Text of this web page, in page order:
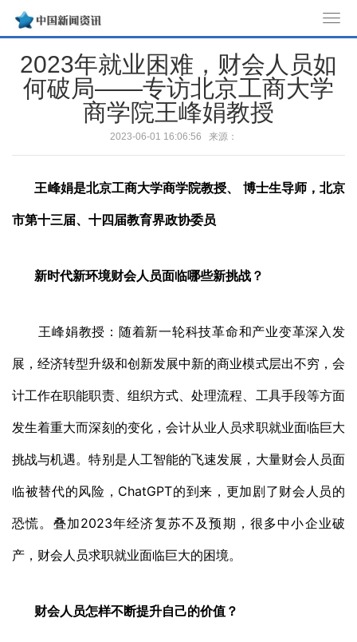
o
v
2023年就业困难，财会人员如
何破局——专访北京工商大学
商学院王峰娟教授
2023-06-01 16:06:56 来源：
王峰娟是北京工商大学商学院教授、 博士生导师， 北京
市第十三届、 十四届教育界政协委员
新时代新环境财会人员面临哪些新挑战 ？
王峰娟教授：随着新一轮科技革命和产业变革深入发
展，经济转型升级和创新发展中新的商业模式层出不穷，会
计工作在职能职责、组织方式、处理流程、工具手段等方面
发生着重大而深刻的变化，会计从业人员求职就业面临巨大
挑战与机遇。特别是人工智能的飞速发展，大量财会人员面
临被替代的风险，ChatGPT的到来，更加剧了财会人员的
恐慌。叠加2023年经济复苏不及预期，很多中小企业破
产，财会人员求职就业面临巨大的困境。
财会人员怎样不断提升自己的价值？